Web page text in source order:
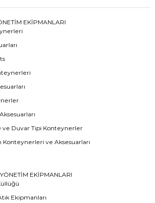
EKİPMANLARI
Duvar Tipi Konteynerler
ve Aksesuarları
EKİPMANLARI
Ekipmanları